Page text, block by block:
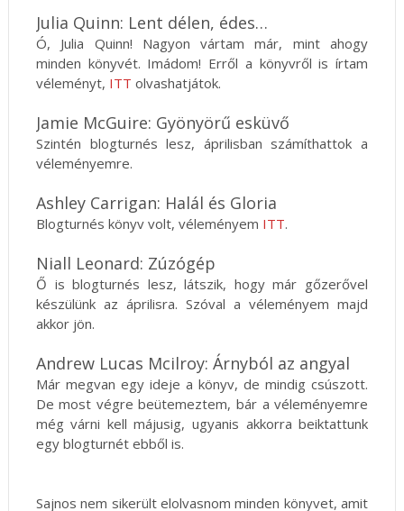
Julia Quinn: Lent délen, édes…
Ó, Julia Quinn! Nagyon vártam már, mint ahogy
minden könyvét. Imádom! Erről a könyvről is írtam
véleményt, ITT olvashatjátok.
Jamie McGuire: Gyönyörű esküvő
Szintén blogturnés lesz, áprilisban számíthattok a
véleményemre.
Ashley Carrigan: Halál és Gloria
Blogturnés könyv volt, véleményem ITT.
Niall Leonard: Zúzógép
Ő is blogturnés lesz, látszik, hogy már gőzerővel
készülünk az áprilisra. Szóval a véleményem majd
akkor jön.
Andrew Lucas Mcilroy: Árnyból az angyal
Már megvan egy ideje a könyv, de mindig csúszott.
De most végre beütemeztem, bár a véleményemre
még várni kell májusig, ugyanis akkorra beiktattunk
egy blogturnét ebből is.
Sajnos nem sikerült elolvasnom minden könyvet, amit